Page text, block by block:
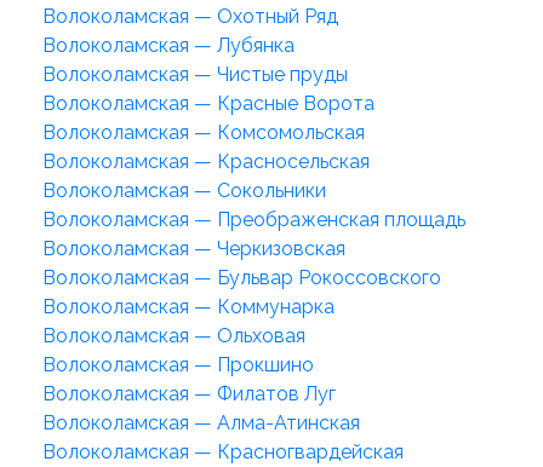
Волоколамская — Охотный Ряд
Волоколамская — Лубянка
Волоколамская — Чистые пруды
Волоколамская — Красные Ворота
Волоколамская — Комсомольская
Волоколамская — Красносельская
Волоколамская — Сокольники
Волоколамская — Преображенская площадь
Волоколамская — Черкизовская
Волоколамская — Бульвар Рокоссовского
Волоколамская — Коммунарка
Волоколамская — Ольховая
Волоколамская — Прокшино
Волоколамская — Филатов Луг
Волоколамская — Алма-Атинская
Волоколамская — Красногвардейская